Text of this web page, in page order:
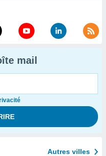
mail
Autres villes